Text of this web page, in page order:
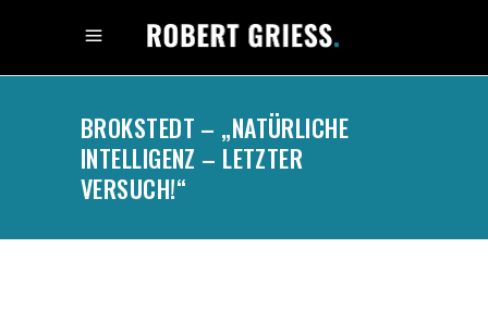
BROKSTEDT – „NATÜRLICHE
INTELLIGENZ – LETZTER
VERSUCH!“